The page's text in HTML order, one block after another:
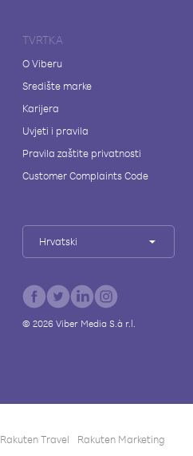
TVRTKA
O Viberu
Središte marke
Karijera
Uvjeti i pravila
Pravila zaštite privatnosti
Customer Complaints Code
Hrvatski
© 2026Viber Media S.à r.l.
Rakuten Travel Rakuten Marketing